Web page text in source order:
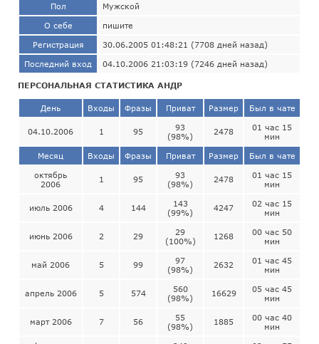
Пол Мужской
О себе пишите
Регистрация 30.06.2005 01:48:21 (7708 дней назад)
Последний вход 04.10.2006 21:03:19 (7246 дней назад)
ПЕРСОНАЛЬНАЯ СТАТИСТИКА АНДР
День Входы Фразы Приват Размер Был в чате
04.10.2006 1 95
93
(98%)
2478
01 час 15
мин
Месяц Входы Фразы Приват Размер Был в чате
октябрь
2006
1 95
93
(98%)
2478
01 час 15
мин
июль 2006 4 144
143
(99%)
4247
02 час 15
мин
июнь 2006 2 29
29
(100%)
1268
00 час 50
мин
май 2006 5 99
97
(98%)
2632
01 час 45
мин
апрель 2006 5 574
560
(98%)
16629
05 час 45
мин
март 2006 7 56
55
(98%)
1885
00 час 40
мин